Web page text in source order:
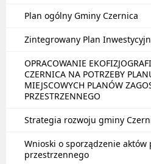
Plan ogólny Gminy Czernica
Zintegrowany Plan
OPRACOWANIE
CZERNICA NA POTRZEBY
MIEJSCOWYCH PLANÓW
PRZESTRZENNEGO
Strategia rozwoju gminy
Wnioski o sporządzenie aktów
przestrzennego